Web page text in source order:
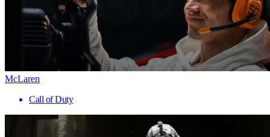
McLaren
Call of Duty